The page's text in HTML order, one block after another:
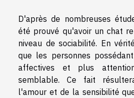
D'après de nombreuses
été prouvé qu'avoir un chat
niveau de sociabilité. En
que les personnes
affectives et plus
semblable. Ce fait
l'amour et de la sensibilité